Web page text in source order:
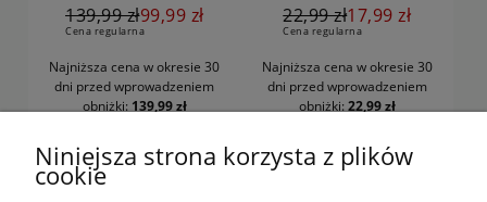
139,99 zł
Cena regularna
99,99 zł
Najniższa cena w okresie 30
dni przed wprowadzeniem
obniżki: 139,99 zł
DO KOSZYKA
22,99 zł
Cena regularna
17,99 zł
Najniższa cena w okresie 30
dni przed wprowadzeniem
obniżki:22,99 zł
DO KOSZYKA
Niniejsza strona korzysta z plików
cookie